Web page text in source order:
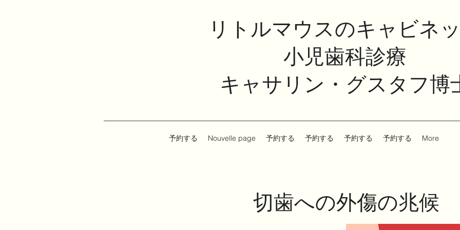
リトルマウスのキャビネ
小児歯科診療
キャサリン・グスタフ博
予約する Nouvelle page 予約する 予約する 予約する 予約する More
切歯への外傷の兆候